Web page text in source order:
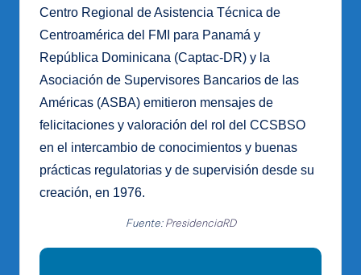
Centro Regional de Asistencia Técnica de
Centroamérica del FMI para Panamá y
República Dominicana (Captac-DR) y la
Asociación de Supervisores Bancarios de las
Américas (ASBA) emitieron mensajes de
felicitaciones y valoración del rol del CCSBSO
en el intercambio de conocimientos y buenas
prácticas regulatorias y de supervisión desde su
creación, en 1976.
Fuente:PresidenciaRD